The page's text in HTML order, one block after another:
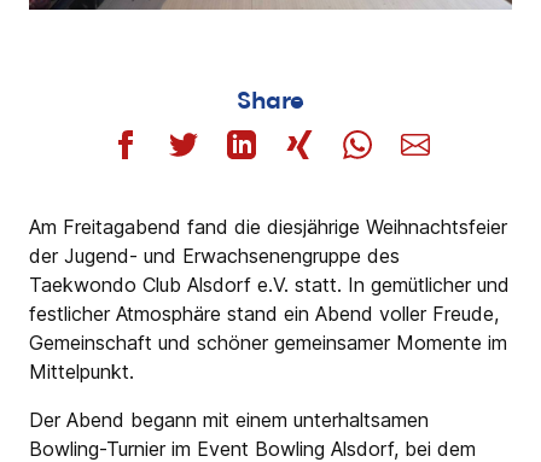
Share
Am Freitagabend fand die diesjährige Weihnachtsfeier
der Jugend- und Erwachsenengruppe des
Taekwondo Club Alsdorf e.V. statt. In gemütlicher und
festlicher Atmosphäre stand ein Abend voller Freude,
Gemeinschaft und schöner gemeinsamer Momente im
Mittelpunkt.
Der Abend begann mit einem unterhaltsamen
Bowling-Turnier im Event Bowling Alsdorf, bei dem